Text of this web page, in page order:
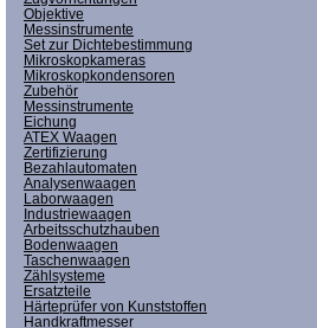
Objektive
Messinstrumente
Set zur Dichtebestimmung
Mikroskopkameras
Mikroskopkondensoren
Zubehör
Messinstrumente
Eichung
ATEX Waagen
Zertifizierung
Bezahlautomaten
Analysenwaagen
Laborwaagen
Industriewaagen
Arbeitsschutzhauben
Bodenwaagen
Taschenwaagen
Zählsysteme
Ersatzteile
Härteprüfer von Kunststoffen
Handkraftmesser